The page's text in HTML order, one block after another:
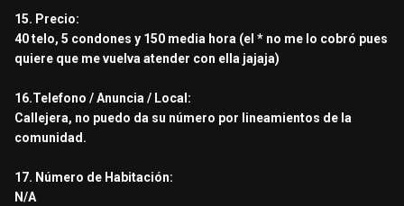
15. Precio:
40 telo, 5 condones y 150 media hora (el * no me lo cobró pues
quiere que me vuelva atender con ella jajaja)
16.Telefono / Anuncia / Local:
Callejera, no puedo da su número por lineamientos de la
comunidad.
17. Número de Habitación:
N/A